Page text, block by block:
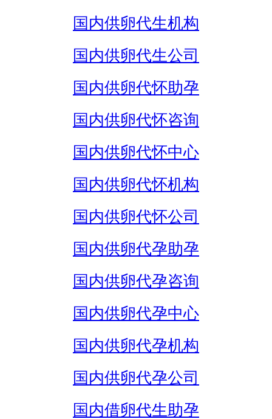
国内供卵代生机构
国内供卵代生公司
国内供卵代怀助孕
国内供卵代怀咨询
国内供卵代怀中心
国内供卵代怀机构
国内供卵代怀公司
国内供卵代孕助孕
国内供卵代孕咨询
国内供卵代孕中心
国内供卵代孕机构
国内供卵代孕公司
国内借卵代生助孕